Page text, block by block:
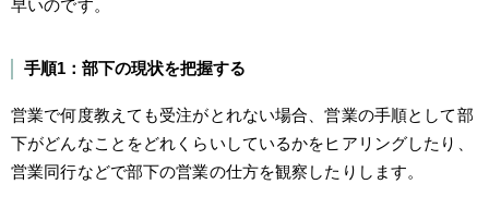
早いのです。
手順1：部下の現状を把握する
営業で何度教えても受注がとれない場合、営業の手順として部
下がどんなことをどれくらいしているかをヒアリングしたり、
営業同行などで部下の営業の仕方を観察したりします。